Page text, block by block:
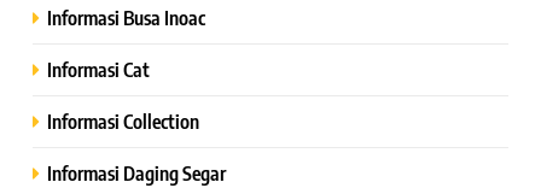
Informasi Busa Inoac
Informasi Cat
Informasi Collection
Informasi Daging Segar